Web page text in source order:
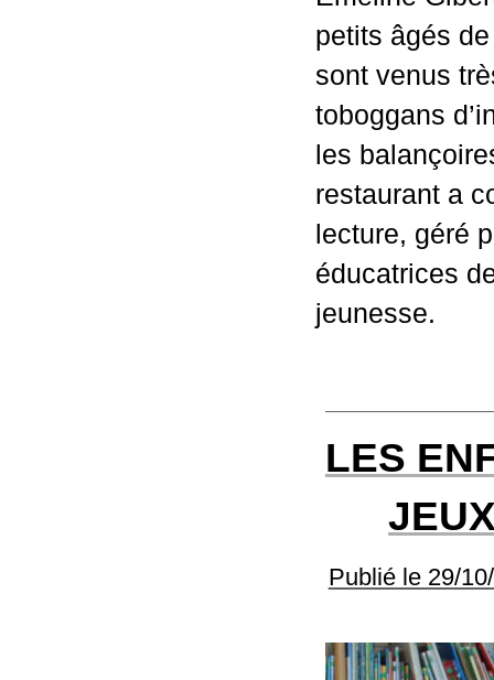
petits âgés
sont venus
toboggans
les
restaurant a
lecture, géré
éducatrices
jeunesse.
LES
Publié le 29/